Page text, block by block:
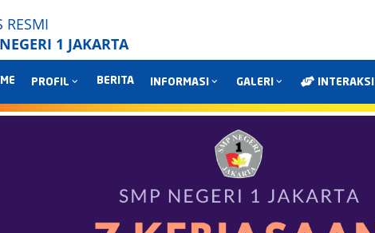
RESMI
1 JAKARTA
PROFIL BERITA INFORMASI GALERI INTERAKSI